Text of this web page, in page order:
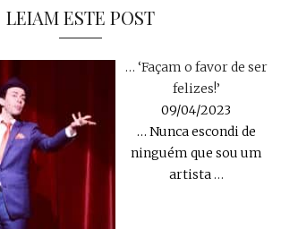
LEIAM ESTE POST
… ‘Façam o favor de ser
felizes!’
09/04/2023
… Nunca escondi de
ninguém que sou um
artista …